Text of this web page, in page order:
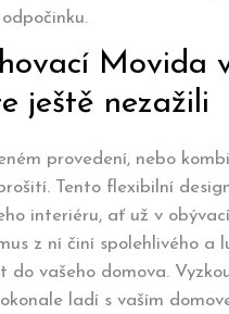
Movida
ještě nezažili
provedení, nebo
Tento flexibilní
interiéru, ať už v
z ní činí spolehlivého a
vašeho domova.
ladí s vaším